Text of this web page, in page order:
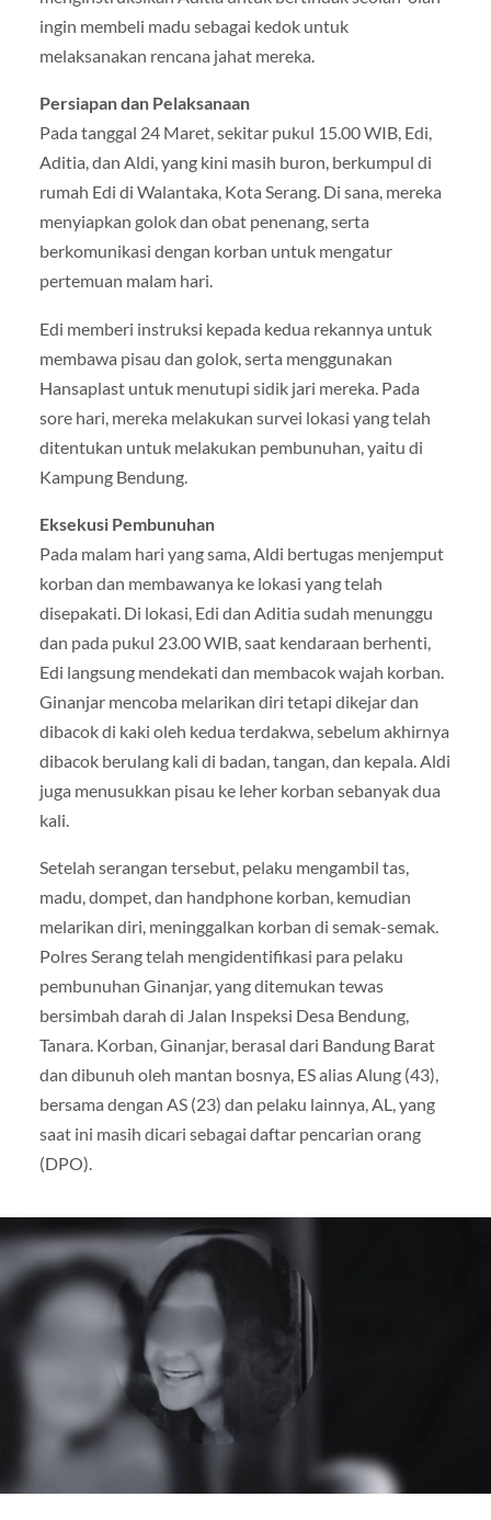
ingin membeli madu sebagai kedok untuk
melaksanakan rencana jahat mereka.
Persiapan dan Pelaksanaan
Pada tanggal 24 Maret, sekitar pukul 15.00 WIB, Edi,
Aditia, dan Aldi, yang kini masih buron, berkumpul di
rumah Edi di Walantaka, Kota Serang. Di sana, mereka
menyiapkan golok dan obat penenang, serta
berkomunikasi dengan korban untuk mengatur
pertemuan malam hari.
Edi memberi instruksi kepada kedua rekannya untuk
membawa pisau dan golok, serta menggunakan
Hansaplast untuk menutupi sidik jari mereka. Pada
sore hari, mereka melakukan survei lokasi yang telah
ditentukan untuk melakukan pembunuhan, yaitu di
Kampung Bendung.
Eksekusi Pembunuhan
Pada malam hari yang sama, Aldi bertugas menjemput
korban dan membawanya ke lokasi yang telah
disepakati. Di lokasi, Edi dan Aditia sudah menunggu
dan pada pukul 23.00 WIB, saat kendaraan berhenti,
Edi langsung mendekati dan membacok wajah korban.
Ginanjar mencoba melarikan diri tetapi dikejar dan
dibacok di kaki oleh kedua terdakwa, sebelum akhirnya
dibacok berulang kali di badan, tangan, dan kepala. Aldi
juga menusukkan pisau ke leher korban sebanyak dua
kali.
Setelah serangan tersebut, pelaku mengambil tas,
madu, dompet, dan handphone korban, kemudian
melarikan diri, meninggalkan korban di semak-semak.
Polres Serang telah mengidentifikasi para pelaku
pembunuhan Ginanjar, yang ditemukan tewas
bersimbah darah di Jalan Inspeksi Desa Bendung,
Tanara. Korban, Ginanjar, berasal dari Bandung Barat
dan dibunuh oleh mantan bosnya, ES alias Alung (43),
bersama dengan AS (23) dan pelaku lainnya, AL, yang
saat ini masih dicari sebagai daftar pencarian orang
(DPO).